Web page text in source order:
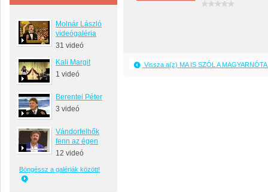
Molnár László
videógaléria
31 videó
Kali Margit
1 videó
Berentei Péter
3 videó
Vándorfelhők
fenn az égen
12 videó
Böngéssz a galériák között!
Vissza a(z) MA IS SZÓL A